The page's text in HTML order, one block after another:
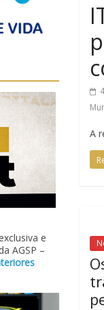
A
e
AGSP –